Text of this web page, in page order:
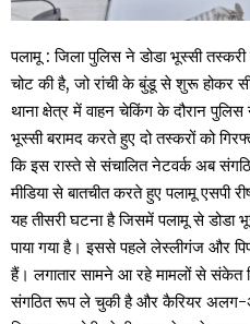
पलामू : जिला पुलिस ने डोडा भूस्सी
चोट की है, जो रांची के बुंडू से शुरू होकर
थाना क्षेत्र में वाहन चेकिंग के दौरान
भूस्सी बरामद करते हुए दो तस्करों को
कि इस रास्ते से संचालित नेटवर्क अब
मीडिया से बातचीत करते हुए पलामू एसपी
यह तीसरी घटना है जिसमें पलामू से डोडा
पाया गया है। इससे पहले लेस्लीगंज और
हैं। लगातार सामने आ रहे मामलों से संकेत
संगठित रूप ले चुकी है और कैरियर अलग-